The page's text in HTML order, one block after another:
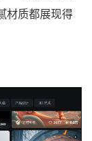
材质都展现得